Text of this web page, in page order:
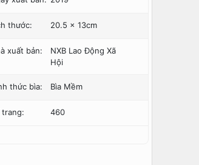
thước: 20.5 x 13cm
xuất bản:
NXB Lao Động Xã
Hội
thức bìa: Bìa Mềm
trang: 460